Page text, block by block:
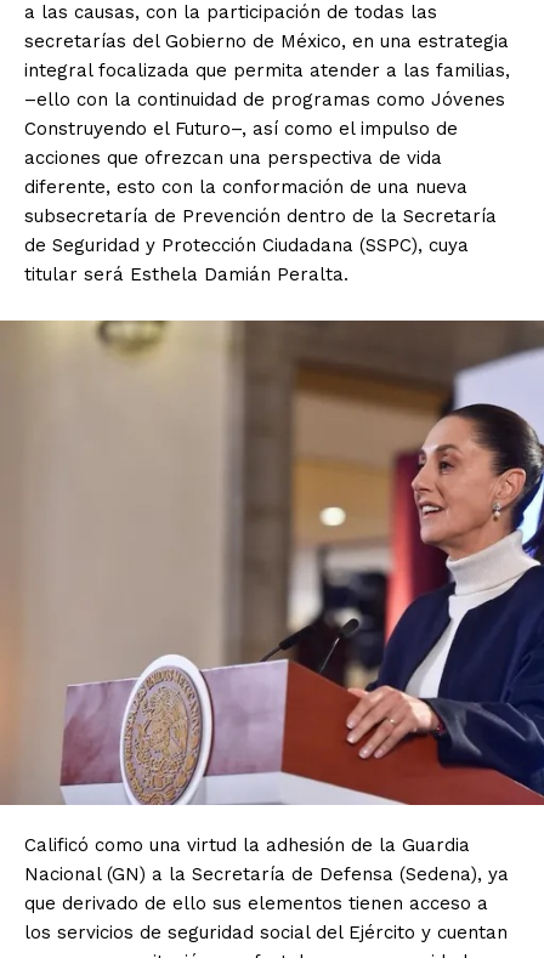
a las causas, con la participación de todas las
secretarías del Gobierno de México, en una estrategia
integral focalizada que permita atender a las familias,
–ello con la continuidad de programas como Jóvenes
Construyendo el Futuro–, así como el impulso de
acciones que ofrezcan una perspectiva de vida
diferente, esto con la conformación de una nueva
subsecretaría de Prevención dentro de la Secretaría
de Seguridad y Protección Ciudadana (SSPC), cuya
titular será Esthela Damián Peralta.
Calificó como una virtud la adhesión de la Guardia
Nacional (GN) a la Secretaría de Defensa (Sedena), ya
que derivado de ello sus elementos tienen acceso a
los servicios de seguridad social del Ejército y cuentan